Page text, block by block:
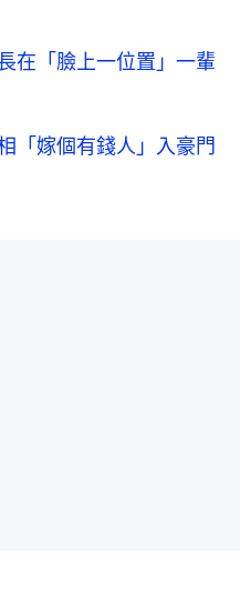
在「臉上一位置」一輩
「嫁個有錢人」入豪門